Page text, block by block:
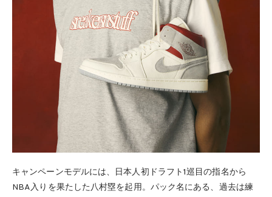
キャンペーンモデルには、日本人初ドラフト1巡目の指名から
NBA入りを果たした八村塁を起用。パック名にある、過去は練